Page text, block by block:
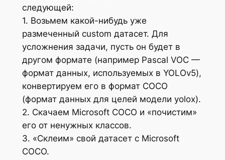
следующей:
1. Возьмем какой-нибудь уже
размеченный custom датасет. Для
усложнения задачи, пусть он будет в
другом формате (например Pascal VOC —
формат данных, используемых в YOLOv5),
конвертируем его в формат COCO
(формат данных для целей модели yolox).
2. Скачаем Microsoft COCO и «почистим»
его от ненужных классов.
3. «Склеим» свой датасет с Microsoft
COCO.